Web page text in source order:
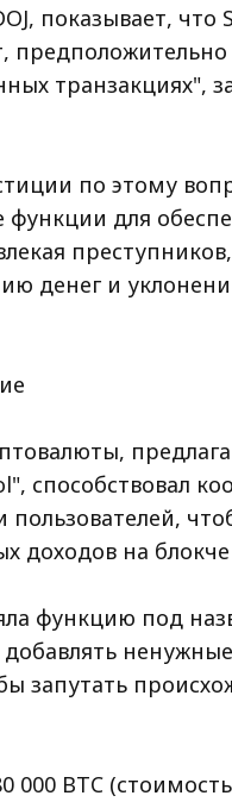
показывает, что
предположительно
транзакциях",
по этому
функции для
преступников,
денег и
способствовал
доходов на
функцию под
ненужные
запутать
000 BTC